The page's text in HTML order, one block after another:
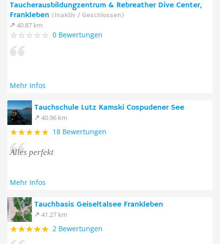
Taucherausbildungzentrum & Rebreather Dive Center,
Frankleben (Inaktiv / Geschlossen)
40.87 km
0 Bewertungen
Mehr Infos
Tauchschule Lutz Kamski Cospudener See
40.96 km
18 Bewertungen
Alles perfekt
Mehr Infos
Tauchbasis Geiseltalsee Frankleben
41.27 km
2 Bewertungen